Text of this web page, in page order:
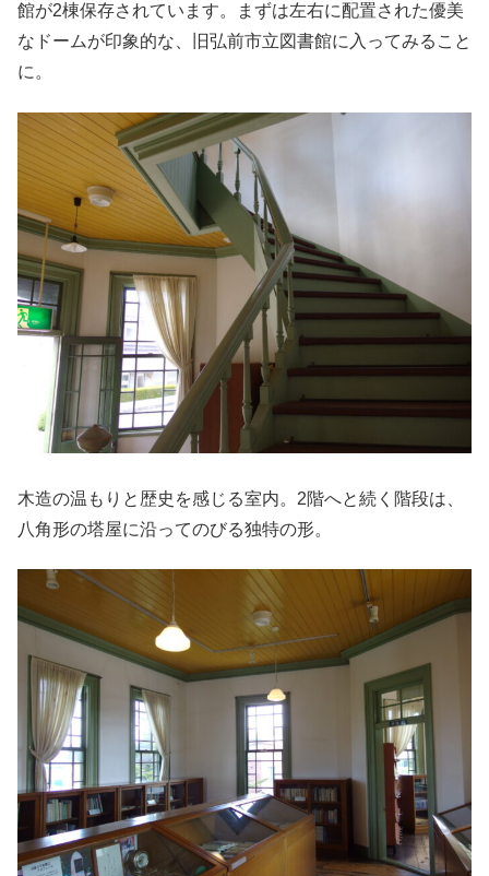
館が2棟保存されています。まずは左右に配置された優美
なドームが印象的な、旧弘前市立図書館に入ってみること
に。
木造の温もりと歴史を感じる室内。2階へと続く階段は、
八角形の塔屋に沿ってのびる独特の形。